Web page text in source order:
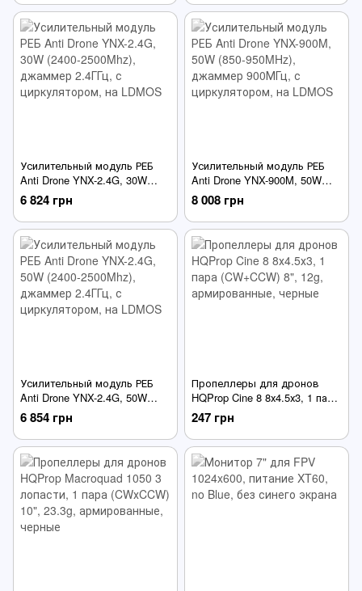
Усилительный модуль РЕБ
Anti Drone YNX-2.4G, 30W
(2400-2500Mhz), джаммер
2.4ГГц, с циркулятором, на
LDMOS
6 824 грн
Усилительный модуль РЕБ
Anti Drone YNX-900M, 50W
(850-950MHz), джаммер
900МГц, с циркулятором, на
LDMOS
8 008 грн
Усилительный модуль РЕБ
Anti Drone YNX-2.4G, 50W
(2400-2500Mhz), джаммер
2.4ГГц, с циркулятором, на
LDMOS
6 854 грн
Пропеллеры для дронов
HQProp Cine 8 8х4.5х3, 1 пара
(CW+CCW) 8", 12g,
армированные, черные
247 грн